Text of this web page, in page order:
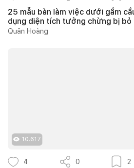
25 mẫu bàn làm việc dưới gầm
dụng diện tích tưởng chừng bị bỏ
Quân Hoàng
10.617
4 0 2